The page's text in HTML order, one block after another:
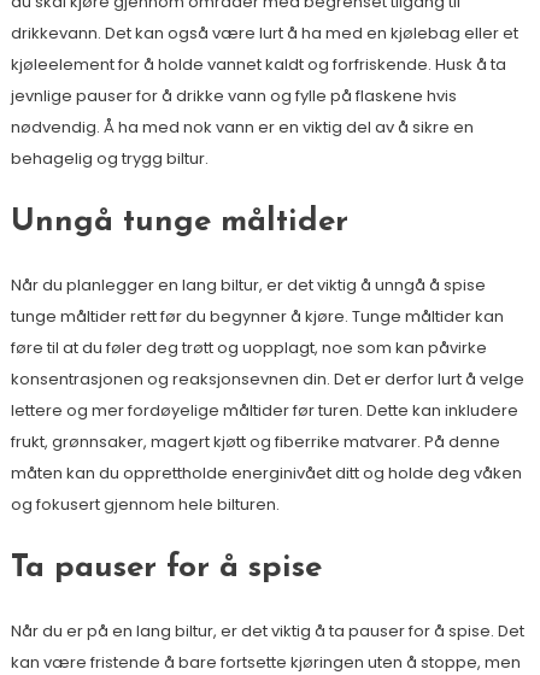
drikkevann. Det kan også være lurt å ha med en kjølebag eller et
kjøleelement for å holde vannet kaldt og forfriskende. Husk å ta
jevnlige pauser for å drikke vann og fylle på flaskene hvis
nødvendig. Å ha med nok vann er en viktig del av å sikre en
behagelig og trygg biltur.
Unngå tunge måltider
Når du planlegger en lang biltur, er det viktig å unngå å spise
tunge måltider rett før du begynner å kjøre. Tunge måltider kan
føre til at du føler deg trøtt og uopplagt, noe som kan påvirke
konsentrasjonen og reaksjonsevnen din. Det er derfor lurt å velge
lettere og mer fordøyelige måltider før turen. Dette kan inkludere
frukt, grønnsaker, magert kjøtt og fiberrike matvarer. På denne
måten kan du opprettholde energinivået ditt og holde deg våken
og fokusert gjennom hele bilturen.
Ta pauser for å spise
Når du er på en lang biltur, er det viktig å ta pauser for å spise. Det
kan være fristende å bare fortsette kjøringen uten å stoppe, men